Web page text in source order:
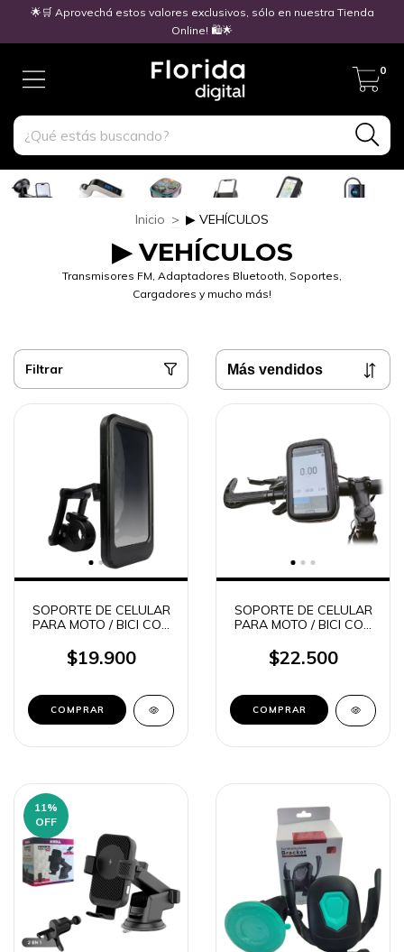
🌟🛒 Aprovechá estos valores exclusivos, sólo en nuestra Tienda
Online! 🛍️🌟
0
Inicio > ▶ VEHÍCULOS
▶ VEHÍCULOS
Transmisores FM, Adaptadores Bluetooth, Soportes,
Cargadores y mucho más!
Filtrar
SOPORTE DE CELULAR
PARA MOTO / BICI CON
360° BRAZO
MAGNETICO SOUL
$19.900
SOPORTE DE CELULAR
PARA MOTO / BICI CON
360° SOUL Q900
$22.500
11%
OFF